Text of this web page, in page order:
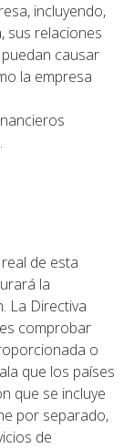
incluyendo,
sus relaciones
causar
la empresa
de esta
la
La Directiva
comprobar
o
que los países
que se incluye
por separado,
de